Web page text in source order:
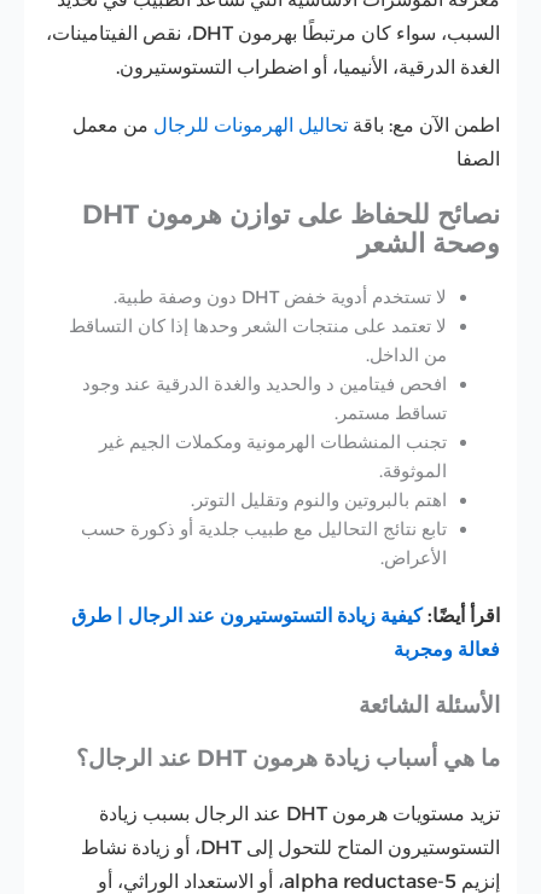
السبب، سواء كان مرتبطًا بهرمون DHT، نقص الفيتامينات،
الغدة الدرقية، الأنيميا، أو اضطراب التستوستيرون.
اطمن الآن مع: باقةتحاليل الهرمونات للرجال من معمل
الصفا
نصائح للحفاظ على توازن هرمون DHT
وصحة الشعر
لا تستخدم أدوية خفض DHT دون وصفة طبية.
لا تعتمد على منتجات الشعر وحدها إذا كان التساقط
من الداخل.
افحص فيتامين د والحديد والغدة الدرقية عند وجود
تساقط مستمر.
تجنب المنشطات الهرمونية ومكملات الجيم غير
الموثوقة.
اهتم بالبروتين والنوم وتقليل التوتر.
تابع نتائج التحاليل مع طبيب جلدية أو ذكورة حسب
الأعراض.
اقرأ أيضًا:كيفية زيادة التستوستيرون عند الرجال | طرق
فعالة ومجربة
الأسئلة الشائعة
ما هي أسباب زيادة هرمون DHT عند الرجال؟
تزيد مستويات هرمون DHT عند الرجال بسبب زيادة
التستوستيرون المتاح للتحول إلى DHT، أو زيادة نشاط
إنزيم 5-alpha reductase، أو الاستعداد الوراثي، أو